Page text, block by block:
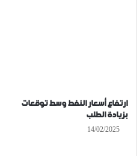
ارتفاع أسعار النفط وسط توقعات
بزيادة الطلب
14/02/2025